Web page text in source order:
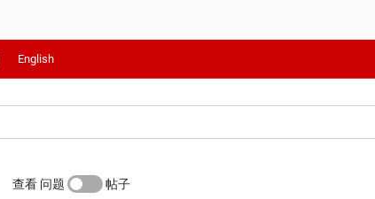
English
查看 问题 帖子